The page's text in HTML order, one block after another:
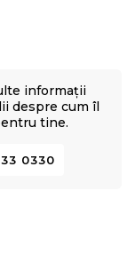
informații
despre cum îl
tine.
0330